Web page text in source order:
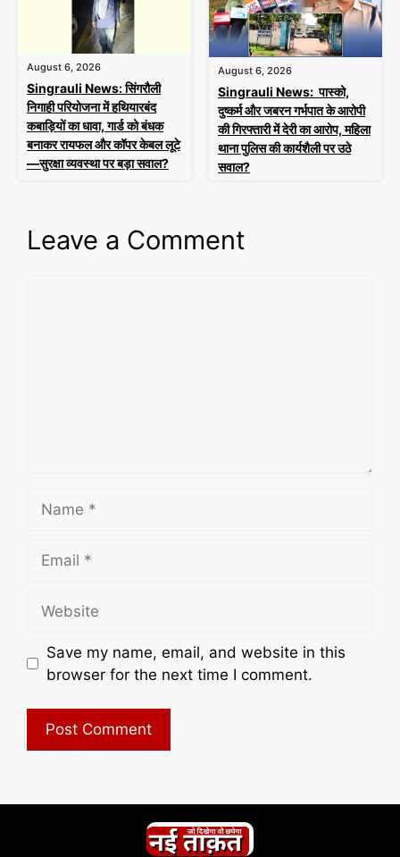
August 6, 2026
Singrauli News: सिंगरौली
निगाही परियोजना में हथियारबंद
कबाड़ियों का धावा, गार्ड को बंधक
बनाकर रायफल और कॉपर केबल लूटे
—सुरक्षा व्यवस्था पर बड़ा सवाल?
August 6, 2026
Singrauli News: पास्को,
दुष्कर्म और जबरन गर्भपात के आरोपी
की गिरफ्तारी में देरी का आरोप, महिला
थाना पुलिस की कार्यशैली पर उठे
सवाल?
Leave a Comment
Save my name, email, and website in this
browser for the next time I comment.